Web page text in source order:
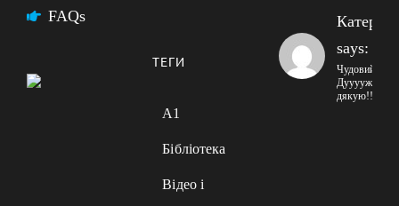
FAQs
ТЕГИ
A1
Бібліотека
Відео і
says:
Чудовий
Дууууже
дякую!!!